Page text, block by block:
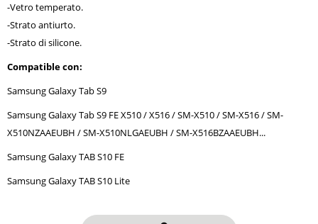
-Vetro temperato.
-Strato antiurto.
-Strato di silicone.
Compatible con:
Samsung Galaxy Tab S9
Samsung Galaxy Tab S9 FE X510 / X516 / SM-X510 / SM-X516 / SM-
X510NZAAEUBH / SM-X510NLGAEUBH / SM-X516BZAAEUBH...
Samsung Galaxy TAB S10 FE
Samsung Galaxy TAB S10 Lite